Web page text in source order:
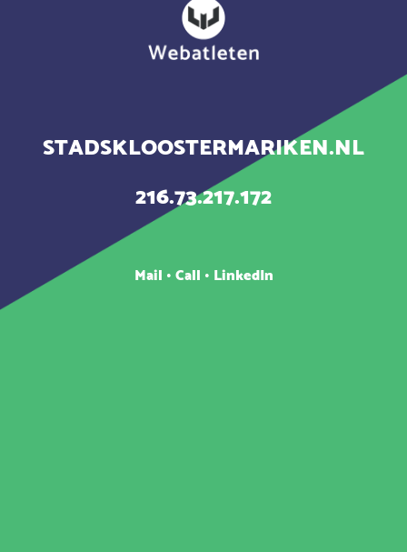
STADSKLOOSTERMARIKEN.NL
216.73.217.172
Mail •Call • LinkedIn